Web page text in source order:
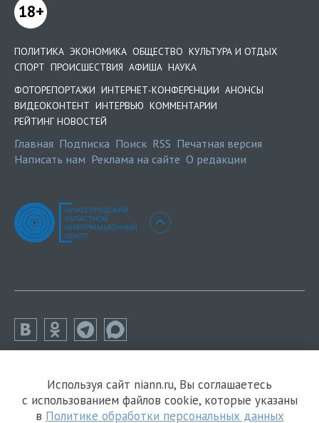
18+
ПОЛИТИКА ЭКОНОМИКА ОБЩЕСТВО КУЛЬТУРА И ОТДЫХ
СПОРТ ПРОИСШЕСТВИЯ АФИША НАУКА
ФОТОРЕПОРТАЖИ ИНТЕРНЕТ-КОНФЕРЕНЦИИ АНОНСЫ
ВИДЕОКОНТЕНТ ИНТЕРВЬЮ КОММЕНТАРИИ
РЕЙТИНГ НОВОСТЕЙ
Главная Подписка Поиск RSS Печатная версия
Написать нам Реклама на сайте О редакции
Используя сайт niann.ru, Вы соглашаетесь
с использованием файлов cookie, которые указаны
в Политике обработки персональных данных